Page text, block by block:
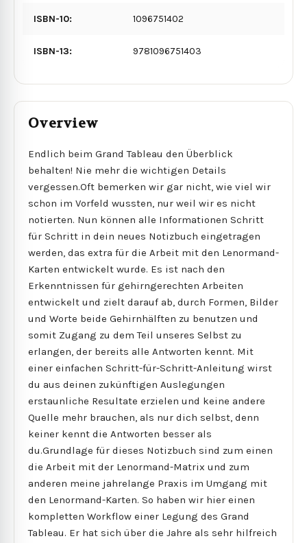
ISBN-10: 1096751402
ISBN-13: 9781096751403
Overview
Endlich beim Grand Tableau den Überblick
behalten! Nie mehr die wichtigen Details
vergessen.Oft bemerken wir gar nicht, wie viel wir
schon im Vorfeld wussten, nur weil wir es nicht
notierten. Nun können alle Informationen Schritt
für Schritt in dein neues Notizbuch eingetragen
werden, das extra für die Arbeit mit den Lenormand-
Karten entwickelt wurde. Es ist nach den
Erkenntnissen für gehirngerechten Arbeiten
entwickelt und zielt darauf ab, durch Formen, Bilder
und Worte beide Gehirnhälften zu benutzen und
somit Zugang zu dem Teil unseres Selbst zu
erlangen, der bereits alle Antworten kennt. Mit
einer einfachen Schritt-für-Schritt-Anleitung wirst
du aus deinen zukünftigen Auslegungen
erstaunliche Resultate erzielen und keine andere
Quelle mehr brauchen, als nur dich selbst, denn
keiner kennt die Antworten besser als
du.Grundlage für dieses Notizbuch sind zum einen
die Arbeit mit der Lenormand-Matrix und zum
anderen meine jahrelange Praxis im Umgang mit
den Lenormand-Karten. So haben wir hier einen
kompletten Workflow einer Legung des Grand
Tableau. Er hat sich über die Jahre als sehr hilfreich